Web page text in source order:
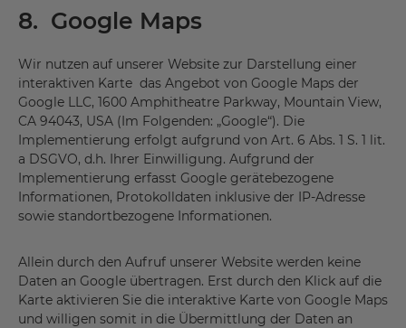
8. Google Maps
Wir nutzen auf unserer Website zur Darstellung einer
interaktiven Karte das Angebot von Google Maps der
Google LLC, 1600 Amphitheatre Parkway, Mountain View,
CA 94043, USA (Im Folgenden: „Google“). Die
Implementierung erfolgt aufgrund von Art. 6 Abs. 1 S. 1 lit.
a DSGVO, d.h. Ihrer Einwilligung. Aufgrund der
Implementierung erfasst Google gerätebezogene
Informationen, Protokolldaten inklusive der IP-Adresse
sowie standortbezogene Informationen.
Allein durch den Aufruf unserer Website werden keine
Daten an Google übertragen. Erst durch den Klick auf die
Karte aktivieren Sie die interaktive Karte von Google Maps
und willigen somit in die Übermittlung der Daten an